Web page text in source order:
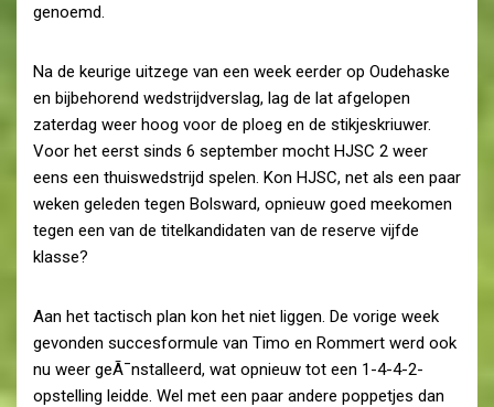
genoemd.
Na de keurige uitzege van een week eerder op Oudehaske
en bijbehorend wedstrijdverslag, lag de lat afgelopen
zaterdag weer hoog voor de ploeg en de stikjeskriuwer.
Voor het eerst sinds 6 september mocht HJSC 2 weer
eens een thuiswedstrijd spelen. Kon HJSC, net als een paar
weken geleden tegen Bolsward, opnieuw goed meekomen
tegen een van de titelkandidaten van de reserve vijfde
klasse?
Aan het tactisch plan kon het niet liggen. De vorige week
gevonden succesformule van Timo en Rommert werd ook
nu weer geÃ¯nstalleerd, wat opnieuw tot een 1-4-4-2-
opstelling leidde. Wel met een paar andere poppetjes dan